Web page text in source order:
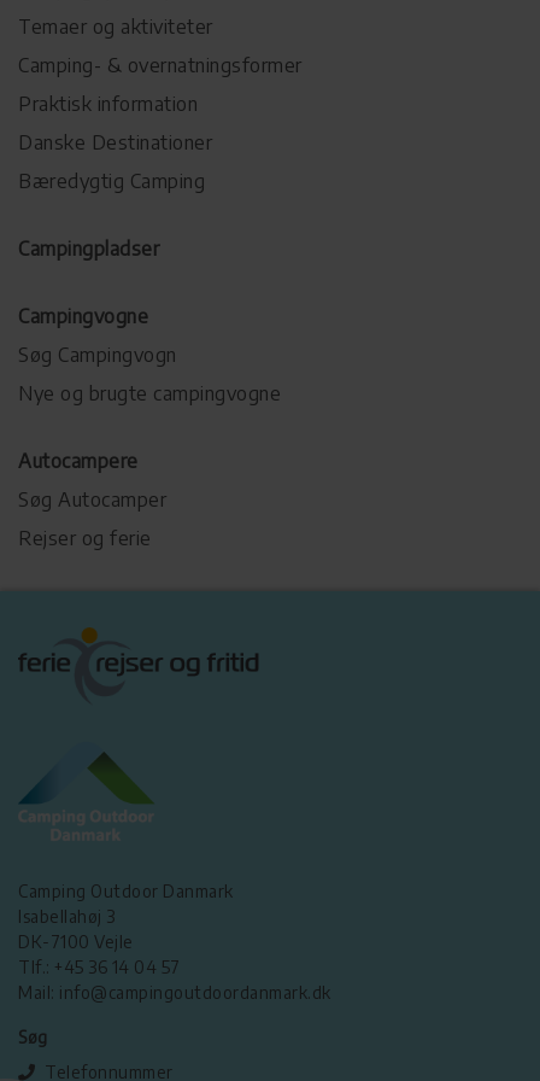
Temaer og aktiviteter
Camping- & overnatningsformer
Praktisk information
Danske Destinationer
Bæredygtig Camping
Campingpladser
Campingvogne
Søg Campingvogn
Nye og brugte campingvogne
Autocampere
Søg Autocamper
Rejser og ferie
Camping Outdoor Danmark
Isabellahøj 3
DK-7100 Vejle
Tlf.: +45 36 14 04 57
Mail: info@campingoutdoordanmark.dk
Søg
Telefonnummer